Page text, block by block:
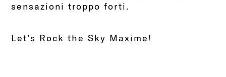
sensazioni troppo forti.
Let’s Rock the Sky Maxime!